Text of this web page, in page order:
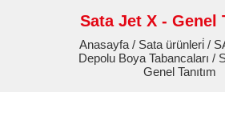
Sata Jet X - Genel
Anasayfa / Sata ürünleri̇ /
Depolu Boya Tabancaları /
Genel Tanıtım